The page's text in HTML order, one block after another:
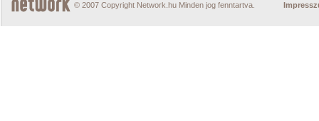
© 2007 Copyright Network.hu Minden jog fenntartva.